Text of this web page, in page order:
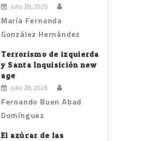
julio 28, 2026
María Fernanda
González Hernández
Terrorismo de izquierda
y Santa Inquisición new
age
julio 28, 2026
Fernando Buen Abad
Domínguez
El azúcar de las